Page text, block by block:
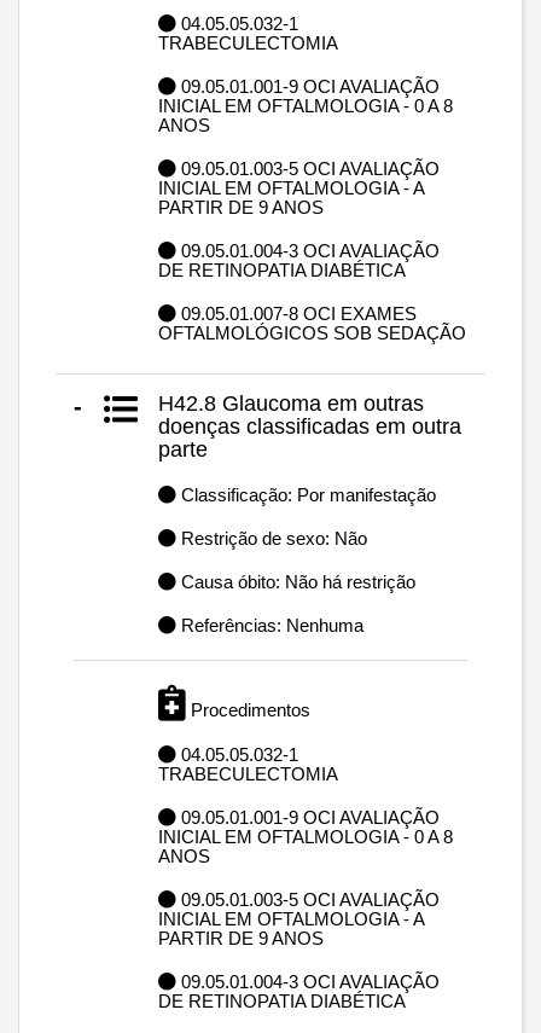
04.05.05.032-1
TRABECULECTOMIA
09.05.01.001-9 OCI AVALIAÇÃO
INICIAL EM OFTALMOLOGIA - 0 A 8
ANOS
09.05.01.003-5 OCI AVALIAÇÃO
INICIAL EM OFTALMOLOGIA - A
PARTIR DE 9 ANOS
09.05.01.004-3 OCI AVALIAÇÃO
DE RETINOPATIA DIABÉTICA
09.05.01.007-8 OCI EXAMES
OFTALMOLÓGICOS SOB SEDAÇÃO
-
H42.8 Glaucoma em outras
doenças classificadas em outra
parte
Classificação: Por manifestação
Restrição de sexo: Não
Causa óbito: Não há restrição
Referências: Nenhuma
Procedimentos
04.05.05.032-1
TRABECULECTOMIA
09.05.01.001-9 OCI AVALIAÇÃO
INICIAL EM OFTALMOLOGIA - 0 A 8
ANOS
09.05.01.003-5 OCI AVALIAÇÃO
INICIAL EM OFTALMOLOGIA - A
PARTIR DE 9 ANOS
09.05.01.004-3 OCI AVALIAÇÃO
DE RETINOPATIA DIABÉTICA